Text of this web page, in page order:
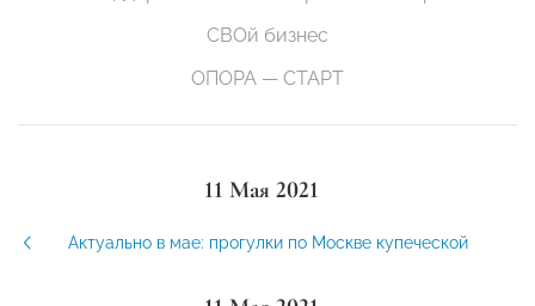
СВОй бизнес
ОПОРА — СТАРТ
11 Мая 2021
Актуально в мае: прогулки по Москве купеческой